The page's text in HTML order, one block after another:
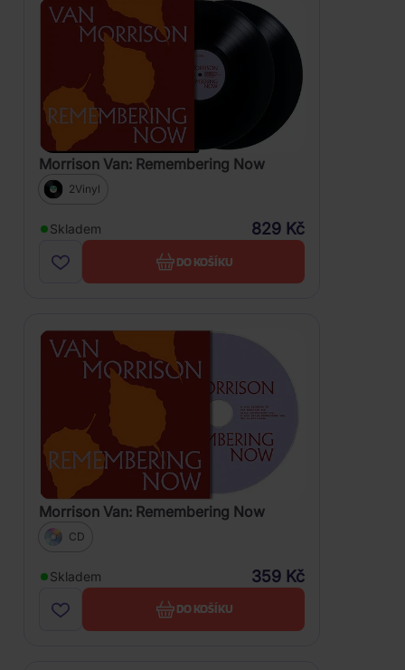
Morrison Van: Remembering Now
2Vinyl
Skladem 829 Kč
DO KOŠÍKU
Morrison Van: Remembering Now
CD
Skladem 359 Kč
DO KOŠÍKU